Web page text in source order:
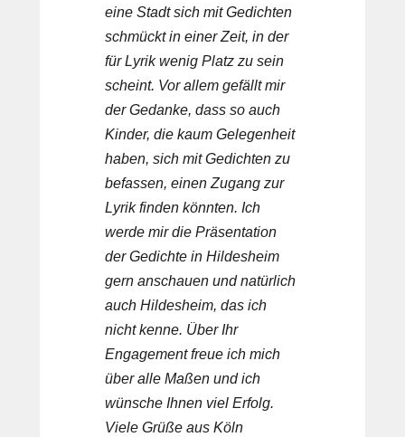
eine Stadt sich mit Gedichten
schmückt in einer Zeit, in der
für Lyrik wenig Platz zu sein
scheint. Vor allem gefällt mir
der Gedanke, dass so auch
Kinder, die kaum Gelegenheit
haben, sich mit Gedichten zu
befassen, einen Zugang zur
Lyrik finden könnten. Ich
werde mir die Präsentation
der Gedichte in Hildesheim
gern anschauen und natürlich
auch Hildesheim, das ich
nicht kenne. Über Ihr
Engagement freue ich mich
über alle Maßen und ich
wünsche Ihnen viel Erfolg.
Viele Grüße aus Köln